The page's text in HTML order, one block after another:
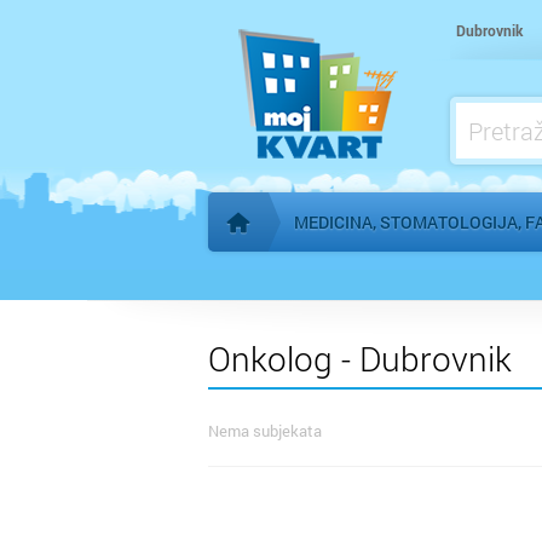
Dubrovnik
Početna stranica
MEDICINA, STOMATOLOGIJA,
Kućna njega
Logoped
Ljekarna, farmacija
Onkolog - Dubrovnik
Nema subjekata